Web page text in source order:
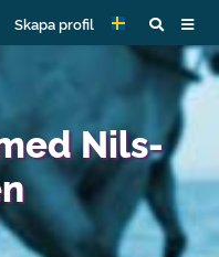
Skapa profil
Nils-